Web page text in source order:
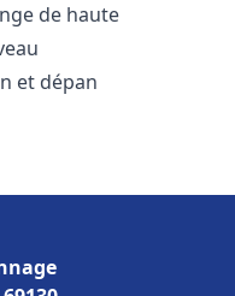
de haute
et dépan